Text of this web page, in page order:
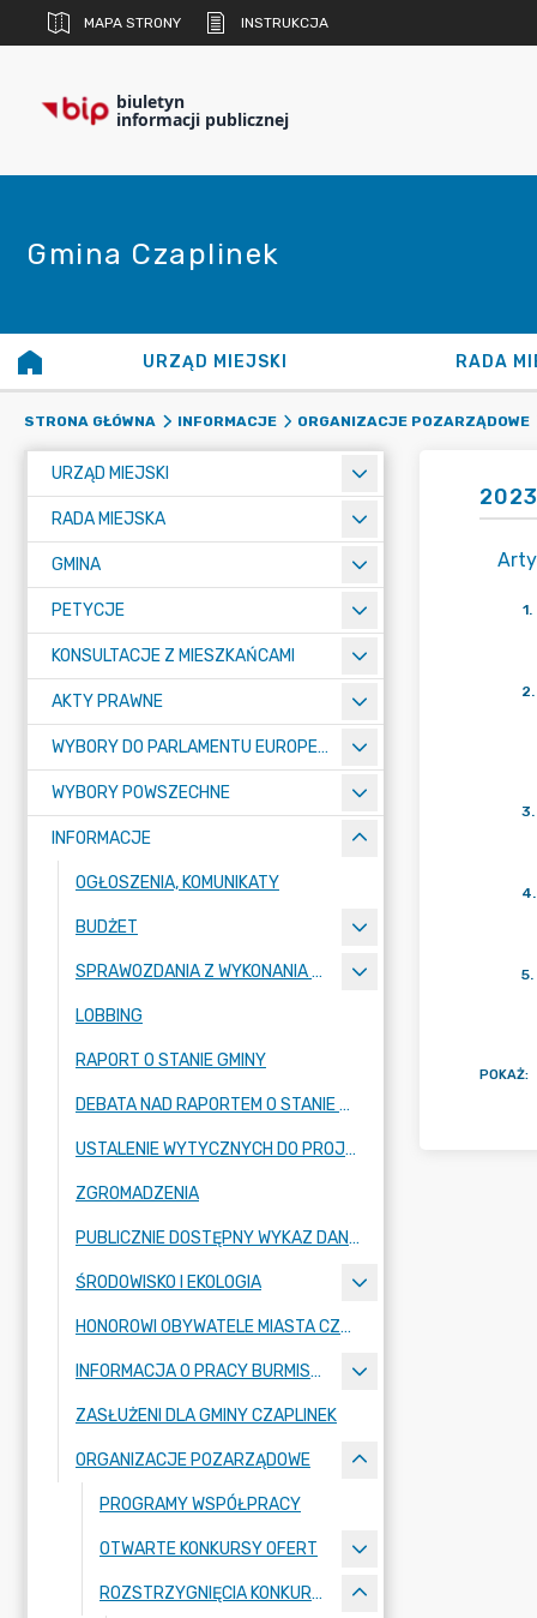
MAPA STRONY INSTRUKCJA
biuletyn
informacji publicznej
Gmina Czaplinek
URZĄD MIEJSKI RADA
STRONA GŁÓWNA INFORMACJE ORGANIZACJE POZARZĄDOWE
URZĄD MIEJSKI
RADA MIEJSKA
GMINA
PETYCJE
KONSULTACJE Z MIESZKAŃCAMI
AKTY PRAWNE
WYBORY DO PARLAMENTU EUROPEJSKIEGO 2024
WYBORY POWSZECHNE
INFORMACJE
OGŁOSZENIA, KOMUNIKATY
BUDŻET
SPRAWOZDANIA Z WYKONANIA BUDŻETU
LOBBING
RAPORT O STANIE GMINY
DEBATA NAD RAPORTEM O STANIE GMINY
USTALENIE WYTYCZNYCH DO PROJEKTU BUDŻETU GMINY CZAPLINEK
ZGROMADZENIA
PUBLICZNIE DOSTĘPNY WYKAZ DANYCH O ŚRODOWISKU
ŚRODOWISKO I EKOLOGIA
HONOROWI OBYWATELE MIASTA CZAPLINKA
INFORMACJA O PRACY BURMISTRZA
ZASŁUŻENI DLA GMINY CZAPLINEK
ORGANIZACJE POZARZĄDOWE
PROGRAMY WSPÓŁPRACY
OTWARTE KONKURSY OFERT
ROZSTRZYGNIĘCIA KONKURSOWE
2023
1.
2.
3.
4.
5.
POKAŻ: